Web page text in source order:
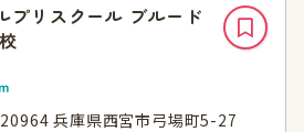
プリスクール ブルード
ｍ
兵庫県西宮市弓場町5-27